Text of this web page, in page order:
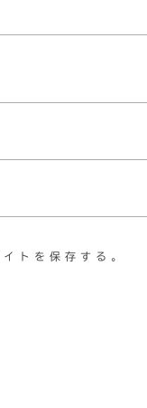
トを保存する。